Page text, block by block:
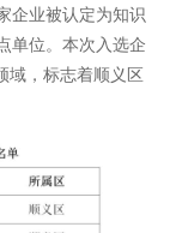
企业被认定为知识
单位。本次入选企
域，标志着顺义区